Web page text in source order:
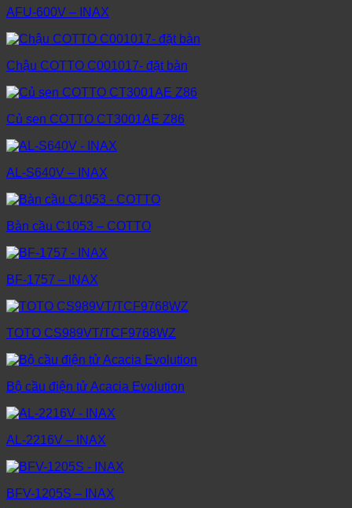
AFU-600V – INAX
Chậu COTTO C001017- đặt bàn
Củ sen COTTO CT3001AE Z86
AL-S640V – INAX
Bàn cầu C1053 – COTTO
BF-1757 – INAX
TOTO CS989VT/TCF9768WZ
Bộ cầu điện tử Acacia Evolution
AL-2216V – INAX
BFV-1205S – INAX